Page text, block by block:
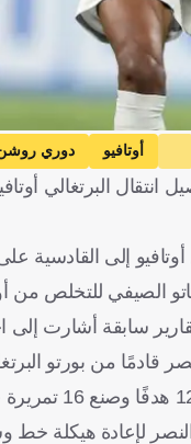
أوتافيو دوري
البرتغالي
إلى القادسية
الصيفي للتخلص من
سابقة أشارت إلى
لإعادة هيكلة